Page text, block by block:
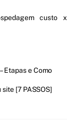
custo x
Etapas e Como
[7 PASSOS]